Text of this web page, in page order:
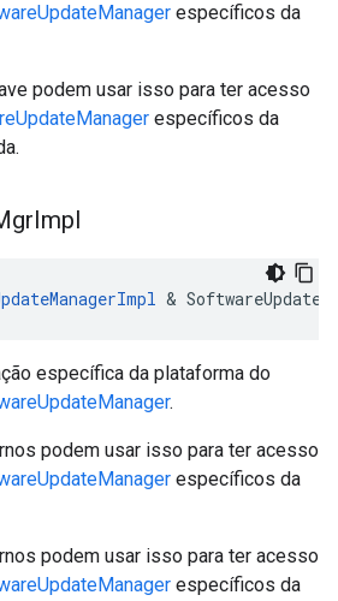
específicos da
podem usar isso para ter acesso
específicos da
Impl
&
específica da plataforma do
.
podem usar isso para ter acesso
específicos da
podem usar isso para ter acesso
específicos da